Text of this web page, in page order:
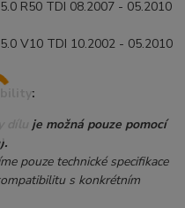
R50 TDI 08.2007 - 05.2010
V10 TDI 10.2002 - 05.2010
je možná pouze pomocí
pouze technické specifikace
s konkrétním